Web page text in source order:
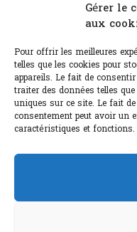
Gérer le
aux
Pour offrir les meilleures
telles que les cookies pour
appareils. Le fait de
traiter des données telles
uniques sur ce site. Le fait
consentement peut avoir un
caractéristiques et fonctions.
Sélection de rosés 2026
L'abus d'alcool
©paris-bistro 2026
mail: